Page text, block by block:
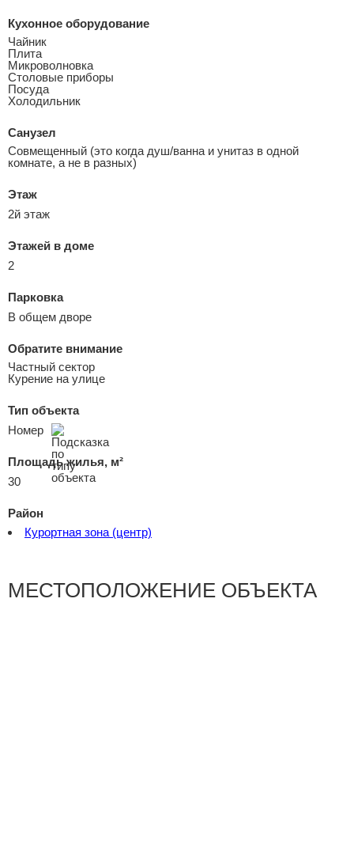
Кухонное оборудование
Чайник
Плита
Микроволновка
Столовые приборы
Посуда
Холодильник
Санузел
Совмещенный (это когда душ/ванна и унитаз в одной
комнате, а не в разных)
Этаж
2й этаж
Этажей в доме
2
Парковка
В общем дворе
Обратите внимание
Частный сектор
Курение на улице
Тип объекта
Номер
Площадь жилья, м²
30
Район
Курортная зона (центр)
МЕСТОПОЛОЖЕНИЕ ОБЪЕКТА